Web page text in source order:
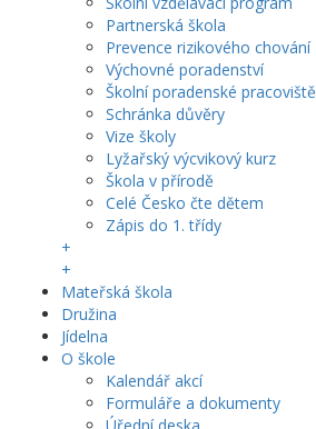
Partnerská škola
Prevence rizikového chování
Výchovné poradenství
Školní poradenské pracoviště
Schránka důvěry
Vize školy
Lyžařský výcvikový kurz
Škola v přírodě
Celé Česko čte dětem
Zápis do 1. třídy
+
+
Mateřská škola
Družina
Jídelna
O škole
Kalendář akcí
Formuláře a dokumenty
Úřední deska